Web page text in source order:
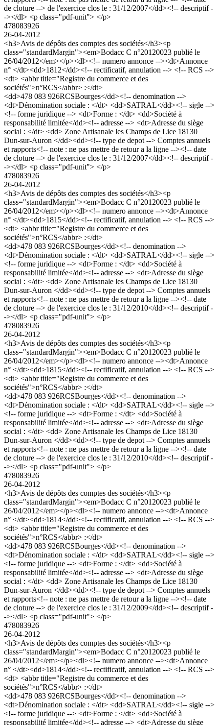
de cloture --> de l'exercice clos le : 31/12/2007</dd><!-- descriptif -
-></dl> <p class="pdf-unit"> </p>
478083926
26-04-2012
<h3>Avis de dépôts des comptes des sociétés</h3><p
class="standardMargin"><em>Bodacc C n°20120023 publié le
26/04/2012</em></p><dl><!-- numero annonce --><dt>Annonce
n° </dt><dd>1812</dd><!-- rectificatif, annulation --> <!-- RCS -->
<dt> <abbr title="Registre du commerce et des
sociétés">n°RCS</abbr> :</dt>
<dd>478 083 926RCSBourges</dd><!-- denomination -->
<dt>Dénomination sociale : </dt> <dd>SATRAL</dd><!-- sigle -->
<!-- forme juridique --> <dt>Forme : </dt> <dd>Société à
responsabilité limitée</dd><!-- adresse --> <dt>Adresse du siège
social : </dt> <dd> Zone Artisanale les Champs de Lice 18130
Dun-sur-Auron </dd><dd><!-- type de depot --> Comptes annuels
et rapports<!-- note : ne pas mettre de retour a la ligne --><!-- date
de cloture --> de l'exercice clos le : 31/12/2007</dd><!-- descriptif -
-></dl> <p class="pdf-unit"> </p>
478083926
26-04-2012
<h3>Avis de dépôts des comptes des sociétés</h3><p
class="standardMargin"><em>Bodacc C n°20120023 publié le
26/04/2012</em></p><dl><!-- numero annonce --><dt>Annonce
n° </dt><dd>1815</dd><!-- rectificatif, annulation --> <!-- RCS -->
<dt> <abbr title="Registre du commerce et des
sociétés">n°RCS</abbr> :</dt>
<dd>478 083 926RCSBourges</dd><!-- denomination -->
<dt>Dénomination sociale : </dt> <dd>SATRAL</dd><!-- sigle -->
<!-- forme juridique --> <dt>Forme : </dt> <dd>Société à
responsabilité limitée</dd><!-- adresse --> <dt>Adresse du siège
social : </dt> <dd> Zone Artisanale les Champs de Lice 18130
Dun-sur-Auron </dd><dd><!-- type de depot --> Comptes annuels
et rapports<!-- note : ne pas mettre de retour a la ligne --><!-- date
de cloture --> de l'exercice clos le : 31/12/2010</dd><!-- descriptif -
-></dl> <p class="pdf-unit"> </p>
478083926
26-04-2012
<h3>Avis de dépôts des comptes des sociétés</h3><p
class="standardMargin"><em>Bodacc C n°20120023 publié le
26/04/2012</em></p><dl><!-- numero annonce --><dt>Annonce
n° </dt><dd>1815</dd><!-- rectificatif, annulation --> <!-- RCS -->
<dt> <abbr title="Registre du commerce et des
sociétés">n°RCS</abbr> :</dt>
<dd>478 083 926RCSBourges</dd><!-- denomination -->
<dt>Dénomination sociale : </dt> <dd>SATRAL</dd><!-- sigle -->
<!-- forme juridique --> <dt>Forme : </dt> <dd>Société à
responsabilité limitée</dd><!-- adresse --> <dt>Adresse du siège
social : </dt> <dd> Zone Artisanale les Champs de Lice 18130
Dun-sur-Auron </dd><dd><!-- type de depot --> Comptes annuels
et rapports<!-- note : ne pas mettre de retour a la ligne --><!-- date
de cloture --> de l'exercice clos le : 31/12/2010</dd><!-- descriptif -
-></dl> <p class="pdf-unit"> </p>
478083926
26-04-2012
<h3>Avis de dépôts des comptes des sociétés</h3><p
class="standardMargin"><em>Bodacc C n°20120023 publié le
26/04/2012</em></p><dl><!-- numero annonce --><dt>Annonce
n° </dt><dd>1814</dd><!-- rectificatif, annulation --> <!-- RCS -->
<dt> <abbr title="Registre du commerce et des
sociétés">n°RCS</abbr> :</dt>
<dd>478 083 926RCSBourges</dd><!-- denomination -->
<dt>Dénomination sociale : </dt> <dd>SATRAL</dd><!-- sigle -->
<!-- forme juridique --> <dt>Forme : </dt> <dd>Société à
responsabilité limitée</dd><!-- adresse --> <dt>Adresse du siège
social : </dt> <dd> Zone Artisanale les Champs de Lice 18130
Dun-sur-Auron </dd><dd><!-- type de depot --> Comptes annuels
et rapports<!-- note : ne pas mettre de retour a la ligne --><!-- date
de cloture --> de l'exercice clos le : 31/12/2009</dd><!-- descriptif -
-></dl> <p class="pdf-unit"> </p>
478083926
26-04-2012
<h3>Avis de dépôts des comptes des sociétés</h3><p
class="standardMargin"><em>Bodacc C n°20120023 publié le
26/04/2012</em></p><dl><!-- numero annonce --><dt>Annonce
n° </dt><dd>1814</dd><!-- rectificatif, annulation --> <!-- RCS -->
<dt> <abbr title="Registre du commerce et des
sociétés">n°RCS</abbr> :</dt>
<dd>478 083 926RCSBourges</dd><!-- denomination -->
<dt>Dénomination sociale : </dt> <dd>SATRAL</dd><!-- sigle -->
<!-- forme juridique --> <dt>Forme : </dt> <dd>Société à
responsabilité limitée</dd><!-- adresse --> <dt>Adresse du siège